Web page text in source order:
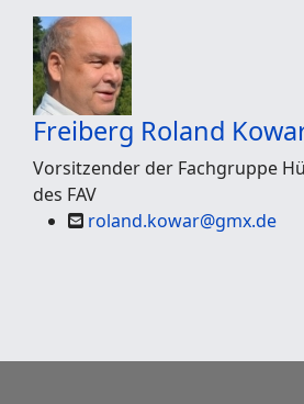
Freiberg Roland
Vorsitzender der Fachgruppe
des FAV
roland.kowar@gmx.de